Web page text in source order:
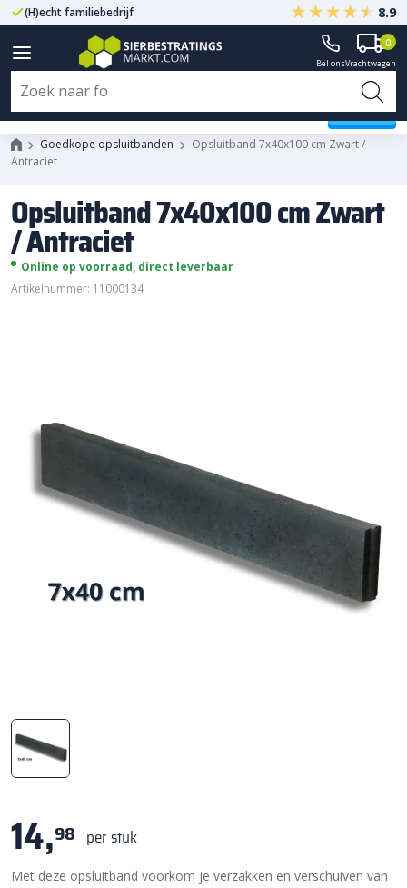
(H)echt familiebedrijf Gegarandeerd A-kwaliteit
8.9
Bel onsVrachtwagen
0
Goedkope opsluitbanden
Opsluitband 7x40x100 cm Zwart /
Antraciet
Opsluitband 7x40x100 cm Zwart
/ Antraciet
Online op voorraad, direct leverbaar
Artikelnummer: 11000134
14,98 per stuk
Met deze opsluitband voorkom je verzakken en verschuiven van
Opsluitband 7x40x100 cm Zwart /
Antraciet